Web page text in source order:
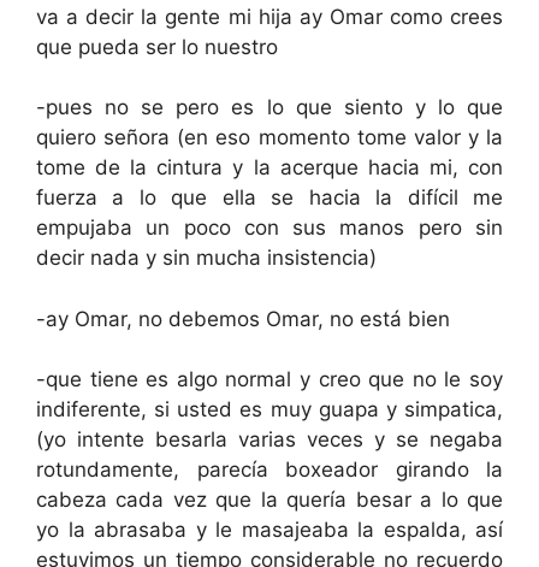
va a decir la gente mi hija ay Omar como crees
que pueda ser lo nuestro
-pues no se pero es lo que siento y lo que
quiero señora (en eso momento tome valor y la
tome de la cintura y la acerque hacia mi, con
fuerza a lo que ella se hacia la difícil me
empujaba un poco con sus manos pero sin
decir nada y sin mucha insistencia)
-ay Omar, no debemos Omar, no está bien
-que tiene es algo normal y creo que no le soy
indiferente, si usted es muy guapa y simpatica,
(yo intente besarla varias veces y se negaba
rotundamente, parecía boxeador girando la
cabeza cada vez que la quería besar a lo que
yo la abrasaba y le masajeaba la espalda, así
estuvimos un tiempo considerable no recuerdo